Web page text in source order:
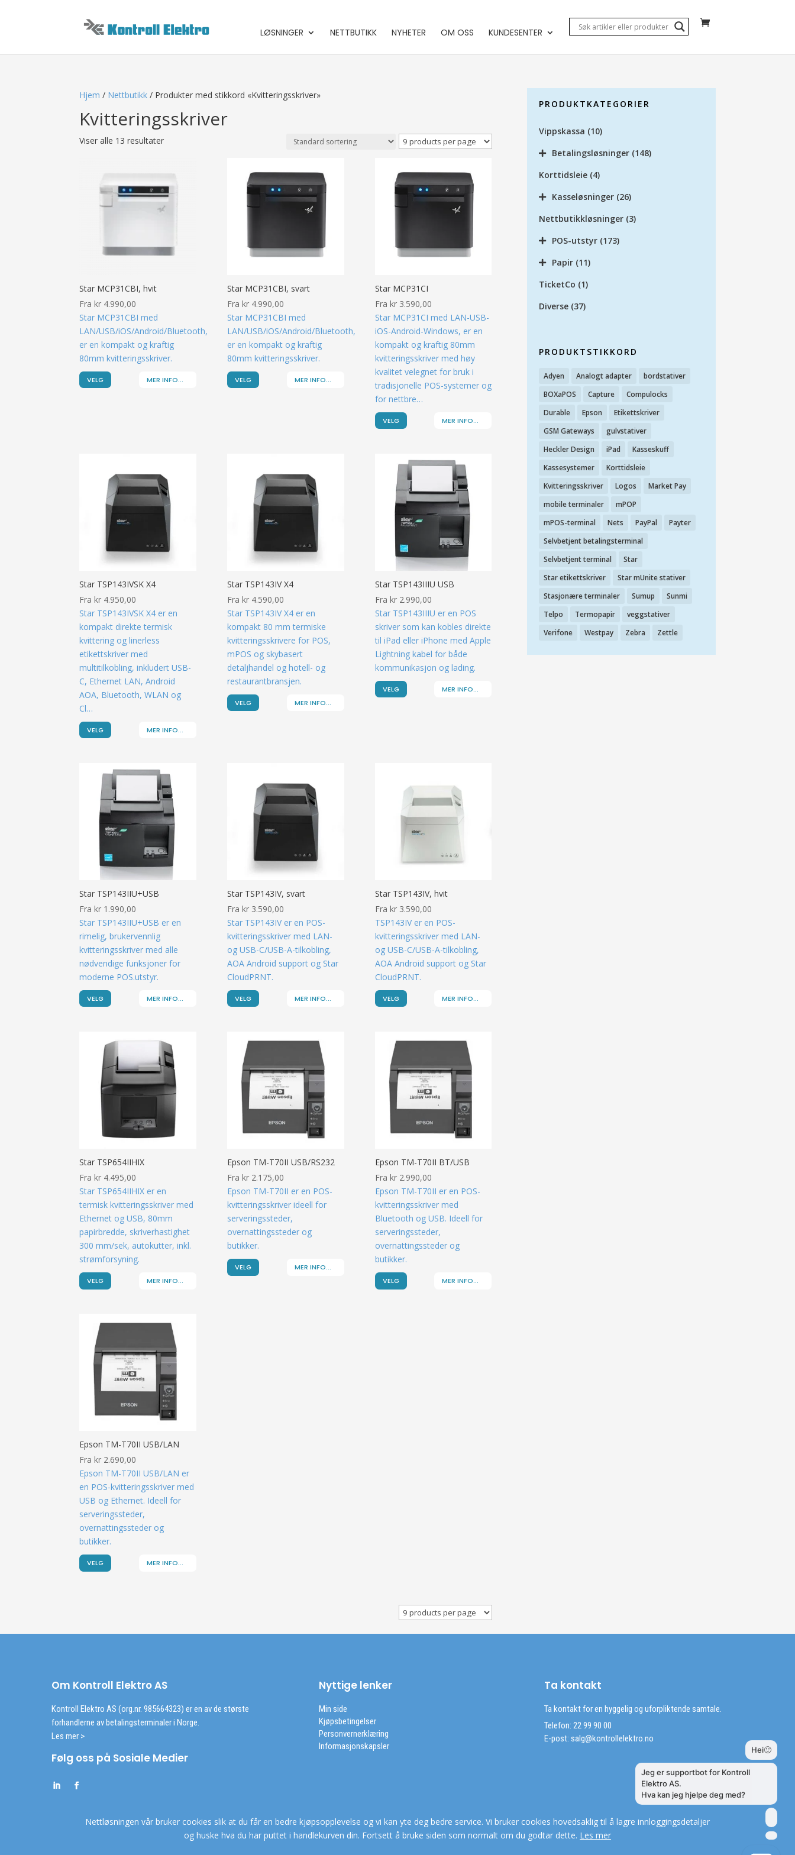
LØSNINGER NETTBUTIKK NYHETER OM OSS KUNDESENTER
Hjem / Nettbutikk / Produkter med stikkord «Kvitteringsskriver»
Kvitteringsskriver
Viser alle 13 resultater
Star MCP31CBI, hvit
Frakr 4.990,00
Star MCP31CBI med
LAN/USB/iOS/Android/Bluetooth,
er en kompakt og kraftig
80mm kvitteringsskriver.
VELG MER INFO...
Star MCP31CBI, svart
Frakr 4.990,00
Star MCP31CBI med
LAN/USB/iOS/Android/Bluetooth,
er en kompakt og kraftig
80mm kvitteringsskriver.
VELG MER INFO...
Star MCP31CI
Fra kr3.590,00
Star MCP31CI med LAN-USB-
iOS-Android-Windows, er en
kompakt og kraftig 80mm
kvitteringsskriver med høy
kvalitet velegnet for bruk i
tradisjonelle POS-systemer og
for nettbre…
VELG MER INFO...
Star TSP143IVSK X4
Frakr 4.950,00
Star TSP143IVSK X4 er en
kompakt direkte termisk
kvittering og linerless
etikettskriver med
multitilkobling, inkludert USB-
C, Ethernet LAN, Android
AOA, Bluetooth, WLAN og
Cl…
VELG MER INFO...
Star TSP143IV X4
Frakr 4.590,00
Star TSP143IV X4 er en
kompakt 80 mm termiske
kvitteringsskrivere for POS,
mPOS og skybasert
detaljhandel og hotell- og
restaurantbransjen.
VELG MER INFO...
Star TSP143IIIU USB
Fra kr2.990,00
Star TSP143IIIU er en POS
skriver som kan kobles direkte
til iPad eller iPhone med Apple
Lightning kabel for både
kommunikasjon og lading.
VELG MER INFO...
Star TSP143IIU+USB
Frakr 1.990,00
Star TSP143IIU+USB er en
rimelig, brukervennlig
kvitteringsskriver med alle
nødvendige funksjoner for
moderne POS.utstyr.
VELG MER INFO...
Star TSP143IV, svart
Frakr 3.590,00
Star TSP143IV er en POS-
kvitteringsskriver med LAN-
og USB-C/USB-A-tilkobling,
AOA Android support og Star
CloudPRNT.
VELG MER INFO...
Star TSP143IV, hvit
Fra kr3.590,00
TSP143IV er en POS-
kvitteringsskriver med LAN-
og USB-C/USB-A-tilkobling,
AOA Android support og Star
CloudPRNT.
VELG MER INFO...
Star TSP654IIHIX
Frakr 4.495,00
Star TSP654IIHIX er en
termisk kvitteringsskriver med
Ethernet og USB, 80mm
papirbredde, skriverhastighet
300 mm/sek, autokutter, inkl.
strømforsyning.
VELG MER INFO...
Epson TM-T70II USB/RS232
Frakr 2.175,00
Epson TM-T70II er en POS-
kvitteringsskriver ideell for
serveringssteder,
overnattingssteder og
butikker.
VELG MER INFO...
Epson TM-T70II BT/USB
Fra kr2.990,00
Epson TM-T70II er en POS-
kvitteringsskriver med
Bluetooth og USB. Ideell for
serveringssteder,
overnattingssteder og
butikker.
VELG MER INFO...
Epson TM-T70II USB/LAN
Frakr 2.690,00
Epson TM-T70II USB/LAN er
en POS-kvitteringsskriver med
USB og Ethernet. Ideell for
serveringssteder,
overnattingssteder og
butikker.
VELG MER INFO...
PRODUKTKATEGORIER
Vippskassa (10)
Betalingsløsninger (148)
Korttidsleie (4)
Kasseløsninger (26)
Nettbutikkløsninger (3)
POS-utstyr (173)
Papir (11)
TicketCo (1)
Diverse (37)
PRODUKTSTIKKORD
Adyen Analogt adapter
bordstativer
BOXaPOS
Capture
Compulocks
Durable
Epson
Etikettskriver
GSM Gateways
gulvstativer
Heckler Design
iPad
Kasseskuff
Kassesystemer
Korttidsleie
Kvitteringsskriver
Logos
Market Pay
mobile terminaler
mPOP
mPOS-terminal
Nets PayPal
Payter
Selvbetjent betalingsterminal
Selvbetjent terminal
Star
Star etikettskriver
Star mUnite stativer
Stasjonære terminaler
Sumup
Sunmi
Telpo
Termopapir
veggstativer
Verifone
Westpay Zebra Zettle
Om Kontroll Elektro AS
Kontroll Elektro AS (org.nr. 985664323) er en av de største
forhandlerne av betalingsterminaler i Norge.
Les mer >
Følg oss på Sosiale Medier
Nyttige lenker
Min side
Kjøpsbetingelser
Personvernerklæring
Informasjonskapsler
Ta kontakt
Ta kontakt for en hyggelig og uforpliktende samtale.
Telefon: 22 99 90 00
E-post: salg@kontrollelektro.no
Nettløsningen vår bruker cookies slik at du får en bedre kjøpsopplevelse og vi kan yte deg bedre service. Vi bruker cookies hovedsaklig til å lagre innloggingsdetaljer
og huske hva du har puttet i handlekurven din. Fortsett å bruke siden som normalt om du godtar dette. Les mer